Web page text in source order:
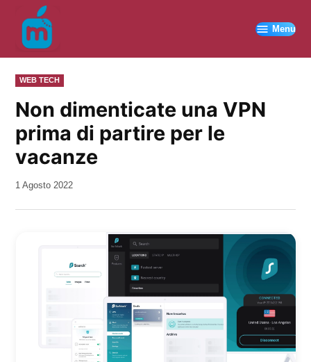
contenuto
Menu
PUBBLICATO
IN
WEB TECH
Non dimenticate una VPN
prima di partire per le
vacanze
da
1 Agosto 2022